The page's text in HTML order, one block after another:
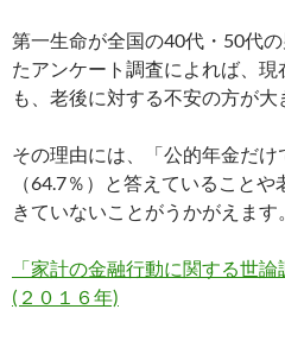
第一生命が全国の40代・50代
たアンケート調査によれば、現
も、老後に対する不安の方が大
その理由には、「公的年金だけ
（64.7％）と答えていること
きていないことがうかがえます。
「家計の金融行動に関する世
(２０１６年)